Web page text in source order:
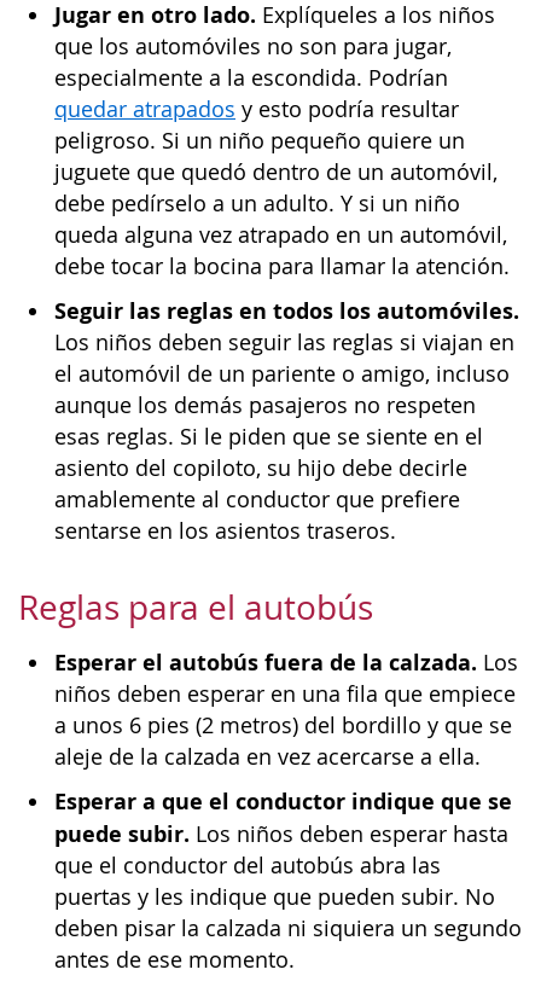
Jugar en otro lado. Explíqueles a los niños
que los automóviles no son para jugar,
especialmente a la escondida. Podrían
quedar atrapados y esto podría resultar
peligroso. Si un niño pequeño quiere un
juguete que quedó dentro de un automóvil,
debe pedírselo a un adulto. Y si un niño
queda alguna vez atrapado en un automóvil,
debe tocar la bocina para llamar la atención.
Seguir las reglas en todos los automóviles.
Los niños deben seguir las reglas si viajan en
el automóvil de un pariente o amigo, incluso
aunque los demás pasajeros no respeten
esas reglas. Si le piden que se siente en el
asiento del copiloto, su hijo debe decirle
amablemente al conductor que prefiere
sentarse en los asientos traseros.
Reglas para el autobús
Esperar el autobús fuera de la calzada. Los
niños deben esperar en una fila que empiece
a unos 6 pies (2 metros) del bordillo y que se
aleje de la calzada en vez acercarse a ella.
Esperar a que el conductor indique que se
puede subir. Los niños deben esperar hasta
que el conductor del autobús abra las
puertas y les indique que pueden subir. No
deben pisar la calzada ni siquiera un segundo
antes de ese momento.